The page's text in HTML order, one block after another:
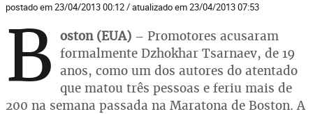
postado em 23/04/2013 00:12 / atualizado em 23/04/2013 07:53
B oston (EUA) – Promotores acusaram
formalmente Dzhokhar Tsarnaev, de 19
anos, como um dos autores do atentado
que matou três pessoas e feriu mais de
200 na semana passada na Maratona de Boston. A